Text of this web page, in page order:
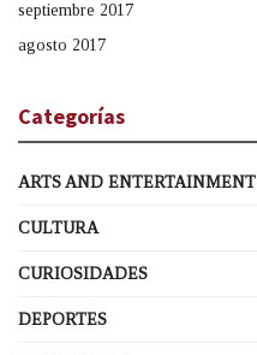
septiembre 2017
agosto 2017
Categorías
ARTS AND ENTERTAINMENT
CULTURA
CURIOSIDADES
DEPORTES